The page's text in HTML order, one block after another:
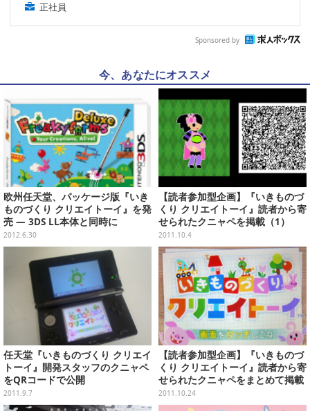
正社員
Sponsored by
今、あなたにオススメ
欧州任天堂、パッケージ版『いき
ものづくり クリエイトーイ』を発
売 ― 3DS LL本体と同時に
2012.6.30
【読者参加型企画】『いきものづ
くり クリエイトーイ』読者から寄
せられたクニャペを掲載（1）
2011.10.4
任天堂『いきものづくり クリエイ
トーイ』開発スタッフのクニャペ
をQRコードで公開
2011.9.7
【読者参加型企画】『いきものづ
くり クリエイトーイ』読者から寄
せられたクニャペをまとめて掲載
2011.10.24